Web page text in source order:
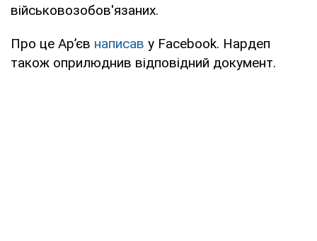
військовозобов'язаних.
Про це Ар’єв написав у Facebook. Нардеп
також оприлюднив відповідний документ.